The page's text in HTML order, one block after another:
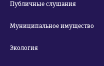
Публичные слушания
Муниципальное имущество
Экология